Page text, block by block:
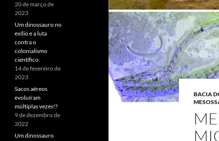
BACIA
20 de março de
2023
Um dinossauro no
exílio e a luta
contra o
colonialismo
científico
14 de fevereiro de
2023
Sacos aéreos
evoluíram
múltiplas vezes!?
9 de dezembro de
2022
Um dinossauro